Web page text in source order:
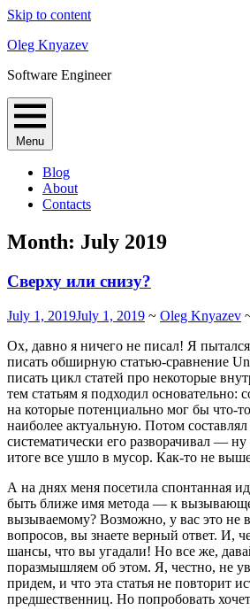
Skip to content
Oleg Knyazev
Software Engineer
Menu
Blog
About
Contacts
Month: July 2019
Сверху или снизу?
July 1, 2019July 1, 2019 ~ Oleg Knyazev
Ох, давно я ничего не писал! Я
писать обширную статью-сравнение
писать цикл статей про некоторые
тем статьям я подходил основательно:
на которые потенциально мог бы что-
наиболее актуальную. Потом
систематически его разворачивал —
итоге все ушло в мусор. Как-то не
А на днях меня посетила спонтанная
быть ближе имя метода — к
вызываемому? Возможно, у вас это не
вопросов, вы знаете верный ответ. И,
шансы, что вы угадали! Но все же,
поразмышляем об этом. Я, честно, не
придем, и что эта статья не повторит
предшественниц. Но попробовать